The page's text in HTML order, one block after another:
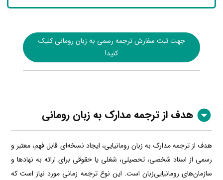
جهت ثبت سفارش ترجمه رسمی به زبان رومانی کلیک
کنید!
هدف از ترجمه مدارک به زبان رومانی
هدف از ترجمه مدارک به زبان رومانیایی، ایجاد نسخه‌ای قابل فهم، معتبر و
رسمی از اسناد شخصی، تحصیلی، شغلی یا حقوقی برای ارائه به نهادها و
سازمان‌های رومانیایی‌زبان است. این نوع ترجمه زمانی مورد نیاز است که